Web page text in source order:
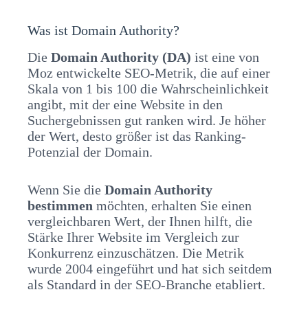
Was ist Domain Authority?
Die Domain Authority (DA) ist eine von
Moz entwickelte SEO-Metrik, die auf einer
Skala von 1 bis 100 die Wahrscheinlichkeit
angibt, mit der eine Website in den
Suchergebnissen gut ranken wird. Je höher
der Wert, desto größer ist das Ranking-
Potenzial der Domain.
Wenn Sie die Domain Authority
bestimmen möchten, erhalten Sie einen
vergleichbaren Wert, der Ihnen hilft, die
Stärke Ihrer Website im Vergleich zur
Konkurrenz einzuschätzen. Die Metrik
wurde 2004 eingeführt und hat sich seitdem
als Standard in der SEO-Branche etabliert.